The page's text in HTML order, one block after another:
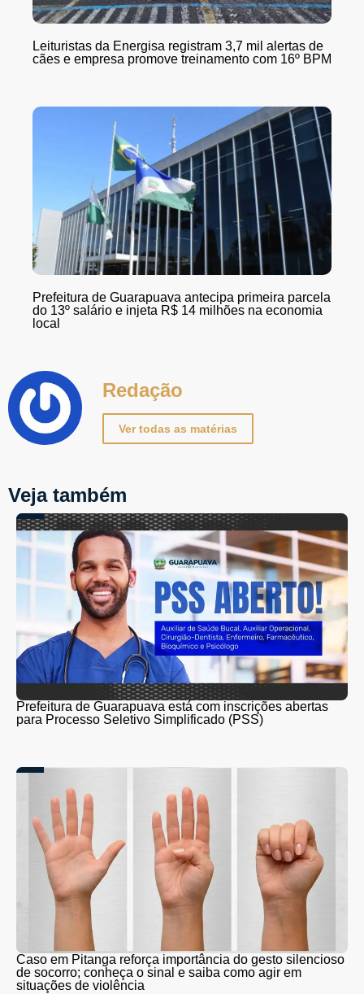
Leituristas da Energisa registram 3,7 mil alertas de
cães e empresa promove treinamento com 16º BPM
Prefeitura de Guarapuava antecipa primeira parcela
do 13º salário e injeta R$ 14 milhões na economia
local
Redação
Ver todas as matérias
Veja também
Prefeitura de Guarapuava está com inscrições abertas
para Processo Seletivo Simplificado (PSS)
Caso em Pitanga reforça importância do gesto silencioso
de socorro; conheça o sinal e saiba como agir em
situações de violência